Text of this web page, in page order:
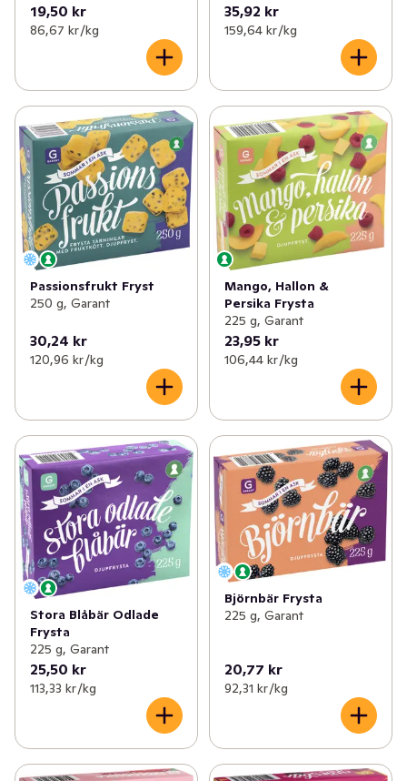
19,50 kr
86,67 kr /kg
35,92 kr
159,64 kr /kg
Passionsfrukt Fryst
250 g, Garant
30,24 kr
120,96 kr /kg
Mango, Hallon &
Persika Frysta
225 g, Garant
23,95 kr
106,44 kr /kg
Stora Blåbär Odlade
Frysta
225 g, Garant
25,50 kr
113,33 kr /kg
Björnbär Frysta
225 g, Garant
20,77 kr
92,31 kr /kg